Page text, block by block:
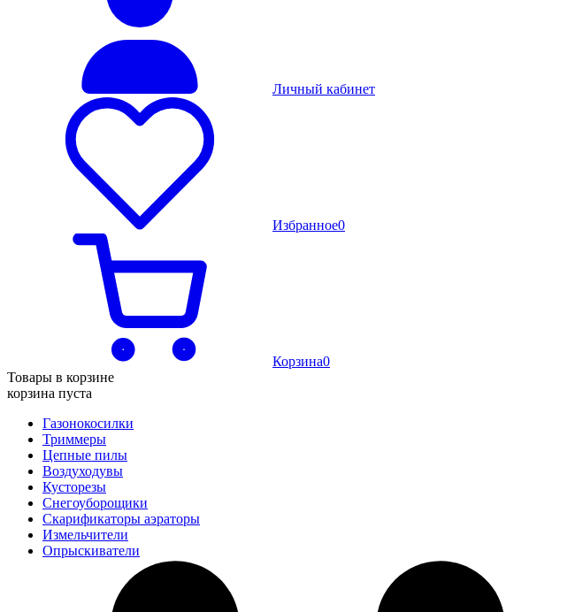
Личный кабинет
Избранное0
Корзина0
Товары в корзине
корзина пуста
Газонокосилки
Триммеры
Цепные пилы
Воздуходувы
Кусторезы
Снегоуборощики
Скарификаторы аэраторы
Измельчители
Опрыскиватели